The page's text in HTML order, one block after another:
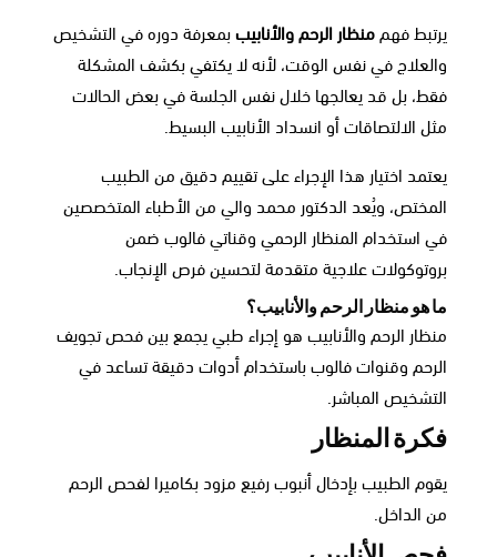
يرتبط فهممنظار الرحم والأنابيببمعرفة دوره في التشخيص
والعلاج في نفس الوقت، لأنه لا يكتفي بكشف المشكلة
فقط، بل قد يعالجها خلال نفس الجلسة في بعض الحالات
مثل الالتصاقات أو انسداد الأنابيب البسيط.
يعتمد اختيار هذا الإجراء على تقييم دقيق من الطبيب
المختص، ويُعد الدكتور محمد والي من الأطباء المتخصصين
في استخدام المنظار الرحمي وقناتي فالوب ضمن
بروتوكولات علاجية متقدمة لتحسين فرص الإنجاب.
ما هو منظار الرحم والأنابيب؟
منظار الرحم والأنابيب هو إجراء طبي يجمع بين فحص تجويف
الرحم وقنوات فالوب باستخدام أدوات دقيقة تساعد في
التشخيص المباشر.
فكرة المنظار
يقوم الطبيب بإدخال أنبوب رفيع مزود بكاميرا لفحص الرحم
من الداخل.